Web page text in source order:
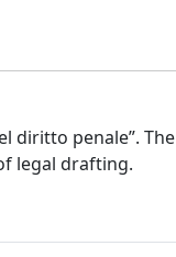
diritto penale”. The
legal drafting.